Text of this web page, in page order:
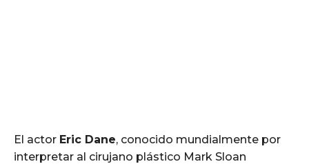
El actor Eric Dane, conocido mundialmente por
interpretar al cirujano plástico Mark Sloan